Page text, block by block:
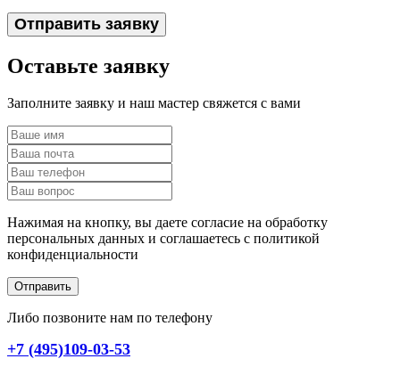
Отправить заявку
Оставьте заявку
Заполните заявку и наш мастер свяжется с вами
Нажимая на кнопку, вы даете согласие на обработку
персональных данных и соглашаетесь c политикой
конфиденциальности
Отправить
Либо позвоните нам по телефону
+7 (495)109-03-53